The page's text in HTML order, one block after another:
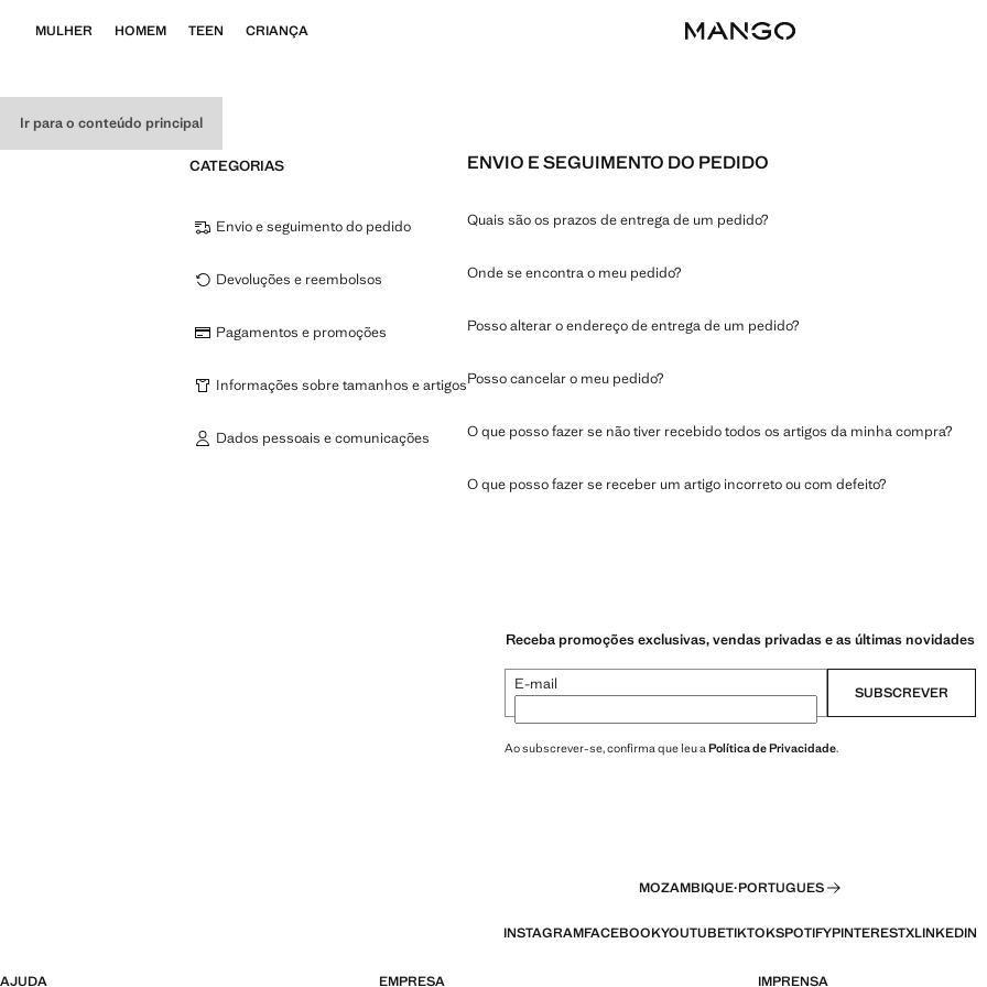
Ir para o conteúdo principal
MULHER HOMEM TEEN CRIANÇA
ENVIO E SEGUIMENTO DO PEDIDO
Quais são os prazos de entrega de um pedido?
Onde se encontra o meu pedido?
Posso alterar o endereço de entrega de um pedido?
Posso cancelar o meu pedido?
O que posso fazer se não tiver recebido todos os artigos da minha compra?
O que posso fazer se receber um artigo incorreto ou com defeito?
CATEGORIAS
Envio e seguimento do pedido
Devoluções e reembolsos
Pagamentos e promoções
Informações sobre tamanhos e artigos
Dados pessoais e comunicações
Receba promoções exclusivas, vendas privadas e as últimas novidades
E-mail SUBSCREVER
Ao subscrever-se, confirma que leu a Política de Privacidade.
MOZAMBIQUE·PORTUGUES
INSTAGRAMFACEBOOKYOUTUBETIKTOKSPOTIFYPINTERESTXLINKEDIN
AJUDA EMPRESA IMPRENSA